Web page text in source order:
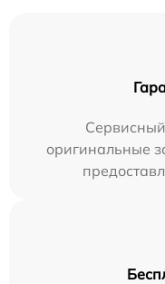
оригинальные